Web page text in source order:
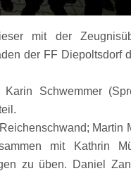
mit der
der FF Diepoltsdorf
Schwemmer
Martin
mit Kathrin
zu üben. Daniel